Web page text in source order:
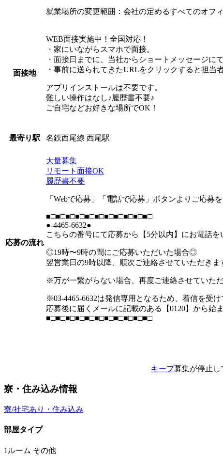
就業場所の変更範囲：会社の定めるすべてのオフ
面接地
WEB面接実施中！全国対応！
・家にいながらスマホで面接。
・面接日までに、当社からショートメッセージに
・事前に送られてきたURLをクリックすると担当
アプリインストールは不要です。
難しい操作はなし♪履歴書不要♪
ご自宅などお好きな場所でOK！
最寄り駅 名鉄西尾線 西尾駅
応募の流れ
大量募集
リモート面接OK
履歴書不要
「Webで応募」「電話で応募」ボタンよりご応募
■□■□■□■□■□■□■□■□■□■□■□
●-4465-6632●
こちらの番号にて応募から【5分以内】にお電話を
◎19時〜9時の間にご応募いただいた場合◎
翌営業日の9時以降、順次ご連絡させていただきま
※万が一繋がらない場合、再度ご連絡させていただ
※03-4465-6632は発信専用となるため、着信を受
応募後に届くメールに記載のある【0120】から始
■□■□■□■□■□■□■□■□■□■□■□
キープ募集が停止し
寮・住み込み情報
寮/社宅あり・住み込み
部屋タイプ
1ルーム その他